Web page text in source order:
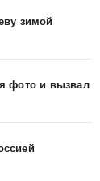
зимой
фото и вызвал